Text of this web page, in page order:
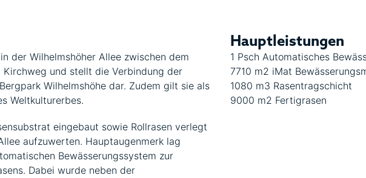
der Wilhelmshöher Allee zwischen dem
Kirchweg und stellt die Verbindung der
Wilhelmshöhe dar. Zudem gilt sie als
Weltkulturerbes.
eingebaut sowie Rollrasen verlegt
aufzuwerten. Hauptaugenmerk lag
Bewässerungssystem zur
Dabei wurde neben der
Hauptleistungen
1 Psch Automatisches
7710 m2 iMat
1080 m3 Rasentragschicht
9000 m2 Fertigrasen